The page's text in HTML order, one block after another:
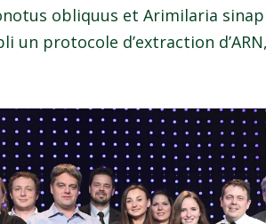
obliquus et Arimilaria
un protocole d’extraction